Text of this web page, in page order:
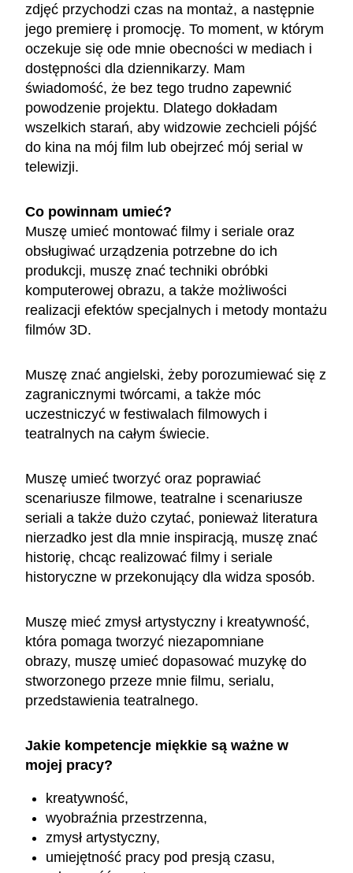
zdjęć przychodzi czas na montaż, a następnie
jego premierę i promocję. To moment, w którym
oczekuje się ode mnie obecności w mediach i
dostępności dla dziennikarzy. Mam
świadomość, że bez tego trudno zapewnić
powodzenie projektu. Dlatego dokładam
wszelkich starań, aby widzowie zechcieli pójść
do kina na mój film lub obejrzeć mój serial w
telewizji.
Co powinnam umieć?
Muszę umieć montować filmy i seriale oraz
obsługiwać urządzenia potrzebne do ich
produkcji, muszę znać techniki obróbki
komputerowej obrazu, a także możliwości
realizacji efektów specjalnych i metody montażu
filmów 3D.
Muszę znać angielski, żeby porozumiewać się z
zagranicznymi twórcami, a także móc
uczestniczyć w festiwalach filmowych i
teatralnych na całym świecie.
Muszę umieć tworzyć oraz poprawiać
scenariusze filmowe, teatralne i scenariusze
seriali a także dużo czytać, ponieważ literatura
nierzadko jest dla mnie inspiracją, muszę znać
historię, chcąc realizować filmy i seriale
historyczne w przekonujący dla widza sposób.
Muszę mieć zmysł artystyczny i kreatywność,
która pomaga tworzyć niezapomniane
obrazy, muszę umieć dopasować muzykę do
stworzonego przeze mnie filmu, serialu,
przedstawienia teatralnego.
Jakie kompetencje miękkie są ważne w
mojej pracy?
kreatywność,
wyobraźnia przestrzenna,
zmysł artystyczny,
umiejętność pracy pod presją czasu,